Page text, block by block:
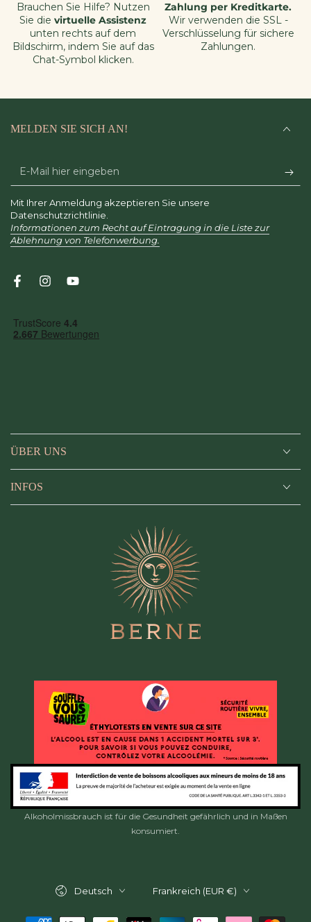
Brauchen Sie Hilfe? Nutzen
Sie die virtuelle Assistenz
unten rechts auf dem
Bildschirm, indem Sie auf das
Chat-Symbol klicken.
Zahlung per Kreditkarte.
Wir verwenden die SSL -
Verschlüsselung für sichere
Zahlungen.
ÜBER UNS
INFOS
MELDEN SIE SICH AN!
E-
Mail
hier
eingeben
Mit Ihrer Anmeldung akzeptieren Sie unsere
Datenschutzrichtlinie.
Informationen zum Recht auf Eintragung in die Liste zur
Ablehnung von Telefonwerbung.
FacebookInstagramYouTube
Alkoholmissbrauch ist für die Gesundheit gefährlich und in Maßen
konsumiert.
Deutsch Frankreich (EUR €)